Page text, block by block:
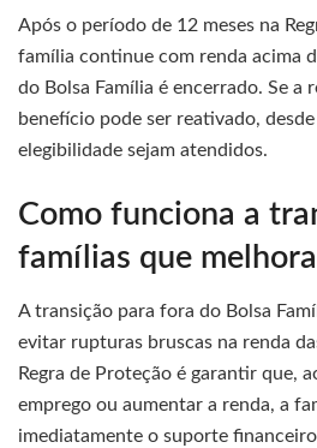
Após o período de 12 meses na
família continue com renda acima
do Bolsa Família é encerrado. Se a
benefício pode ser reativado,
elegibilidade sejam atendidos.
Como funciona a
famílias que
A transição para fora do Bolsa
evitar rupturas bruscas na renda
Regra de Proteção é garantir que,
emprego ou aumentar a renda, a
imediatamente o suporte